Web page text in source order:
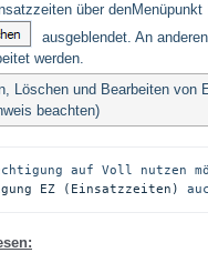
über denMenüpunkt
ausgeblendet. An
werden.
Löschen und Bearbeiten von
beachten)
auf Voll nutzen
EZ (Einsatzzeiten)